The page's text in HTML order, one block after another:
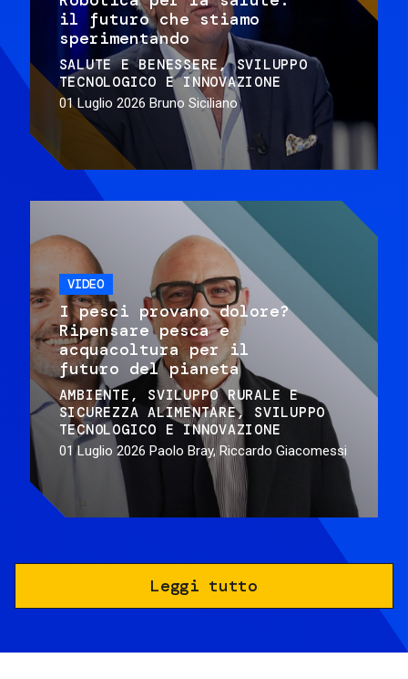
il futuro che stiamo
sperimentando
SALUTE E BENESSERE
SVILUPPO
TECNOLOGICO E INNOVAZIONE
01 Luglio 2026 Bruno Siciliano
VIDEO
I pesci provano dolore?
Ripensare pesca e
acquacoltura per il
futuro del pianeta
AMBIENTE
SVILUPPO RURALE E
SICUREZZA ALIMENTARE
SVILUPPO
TECNOLOGICO E INNOVAZIONE
01 Luglio 2026 Paolo Bray, Riccardo Giacomessi
Leggi tutto